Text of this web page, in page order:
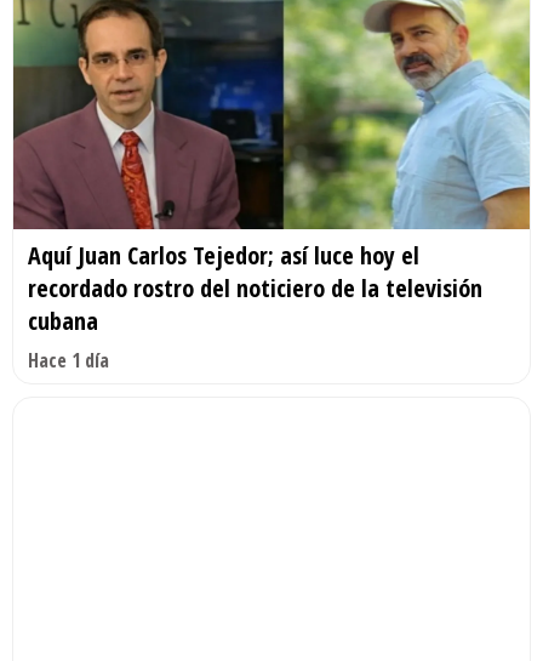
Aquí Juan Carlos Tejedor; así luce hoy el
recordado rostro del noticiero de la televisión
cubana
Hace 1 día